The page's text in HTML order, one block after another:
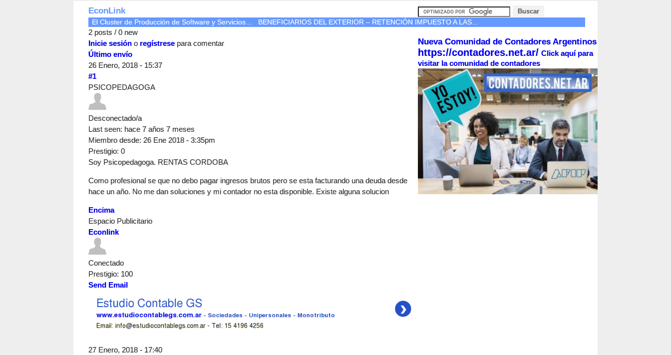
EconLink
El Cluster de Producción de Software y Servicios... BENEFICIARIOS DEL EXTERIOR – RETENCIÓN IMPUESTO A LAS...
2 posts / 0 new
Inicie sesión o regístrese para comentar
Último envío
26 Enero, 2018 - 15:37
#1
PSICOPEDAGOGA
Desconectado/a
Last seen: hace 7 años 7 meses
Miembro desde: 26 Ene 2018 - 3:35pm
Prestigio: 0
Soy Psicopedagoga. RENTAS CORDOBA
Como profesional se que no debo pagar ingresos brutos pero se esta facturando una deuda desde
hace un año. No me dan soluciones y mi contador no esta disponible. Existe alguna solucion
Encima
Espacio Publicitario
Econlink
Conectado
Prestigio: 100
Send Email
27 Enero, 2018 - 17:40
Nueva Comunidad de Contadores Argentinos
https://contadores.net.ar/ Click aquí para
visitar la comunidad de contadores